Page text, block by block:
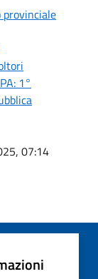
provinciale
1°
07:14